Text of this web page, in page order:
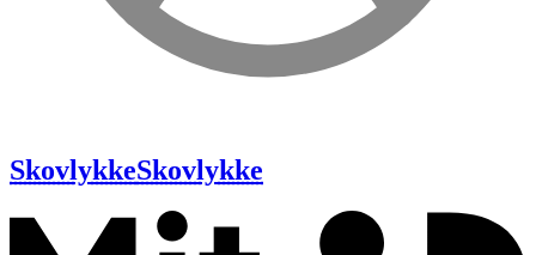
SkovlykkeSkovlykke